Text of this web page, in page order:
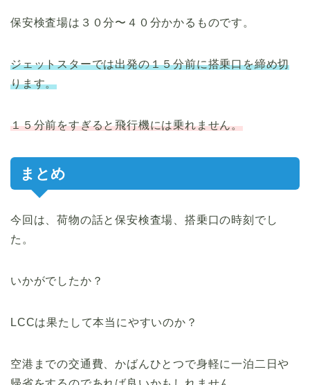
保安検査場は３０分〜４０分かかるものです。
ジェットスターでは出発の１５分前に搭乗口を締め切
ります。
１５分前をすぎると飛行機には乗れません。
まとめ
今回は、荷物の話と保安検査場、搭乗口の時刻でし
た。
いかがでしたか？
LCCは果たして本当にやすいのか？
空港までの交通費、かばんひとつで身軽に一泊二日や